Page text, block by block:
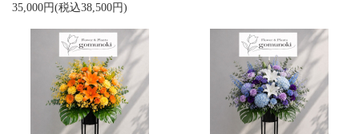
35,000円(税込38,500円)